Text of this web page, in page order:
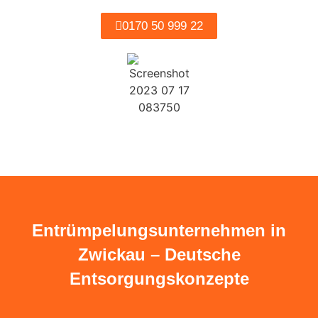
0170 50 999 22
Entrümpelungsunternehmen in
Zwickau – Deutsche
Entsorgungskonzepte